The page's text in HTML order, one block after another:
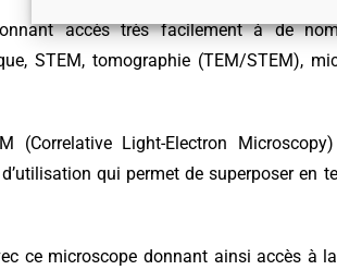
accès très facilement à de
STEM, tomographie (TEM/STEM),
Light-Electron
qui permet de superposer en
ce microscope donnant ainsi accès à